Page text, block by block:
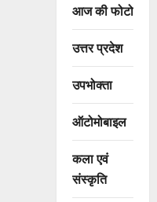
आज की फोटो
उत्तर प्रदेश
उपभोक्ता
ऑटोमोबाइल
कला एवं
संस्कृति